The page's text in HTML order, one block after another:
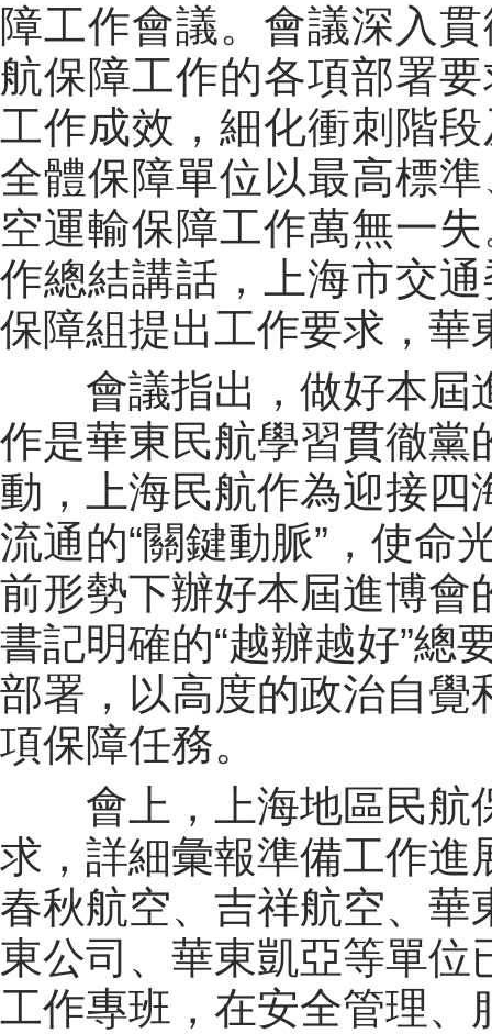
障工作會議。會議深入
航保障工作的各項部署
工作成效，細化衝刺階
全體保障單位以最高標
空運輸保障工作萬無一
作總結講話，上海市交
保障組提出工作要求，華
會議指出，做好本屆
作是華東民航學習貫徹黨
動，上海民航作為迎接四
流通的“關鍵動脈”，使命
前形勢下辦好本屆進博會
書記明確的“越辦越好”總
部署，以高度的政治自覺
項保障任務。
會上，上海地區民航
求，詳細彙報準備工作進
春秋航空、吉祥航空、華
東公司、華東凱亞等單位
工作專班，在安全管理、